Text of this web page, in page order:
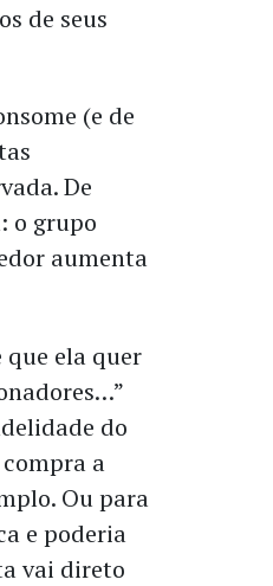
de seus
(e de
De
o grupo
aumenta
ela quer
do
a
Ou para
e poderia
vai direto